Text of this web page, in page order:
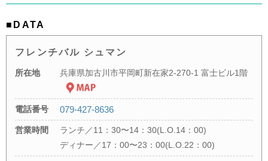
■DATA
フレンチバル シュマン
所在地 兵庫県加古川市平岡町新在家2-270-1 富士ビル1階
電話番号 079-427-8636
営業時間
ランチ／11：30〜14：30(L.O.14：00)
ディナー／17：00〜23：00(L.O.22：00)